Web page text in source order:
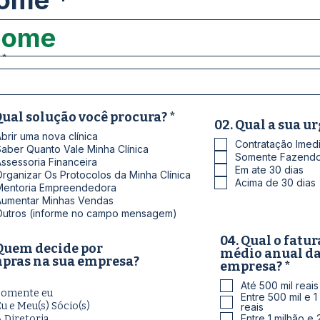
solução você procura?*O
g
a
ó
r
uma nova clínica
Quanto Vale Minha Clínica
Financeira
Os Protocolos da Minha Clínica
Empreendedora
Minhas Vendas
(informe no campo mensagem)
02. Qual a sua
Contratação
Somente
Em ate 30 dias
Acima de 30 dias
decide por
na sua empresa?
eu
e Meu(s) Sócio(s)
04. Qual o
médio anual
empresa?*O
b
r
i
Até 500 mil reais
Entre 500 mil e
reais